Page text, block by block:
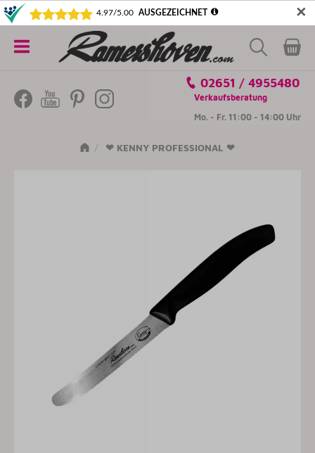
✕
5€ SICHERN! NEWSLETTER ABONNIEREN
Kategorien
02651 / 4955480
Verkaufsberatung
Mo. - Fr. 11:00 - 14:00 Uhr
❤ KENNY PROFESSIONAL ❤